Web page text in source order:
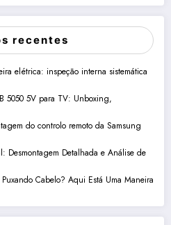
recentes
elétrica: inspeção interna sistemática
5050 5V para TV: Unboxing,
do controlo remoto da Samsung
Desmontagem Detalhada e Análise de
Cabelo? Aqui Está Uma Maneira